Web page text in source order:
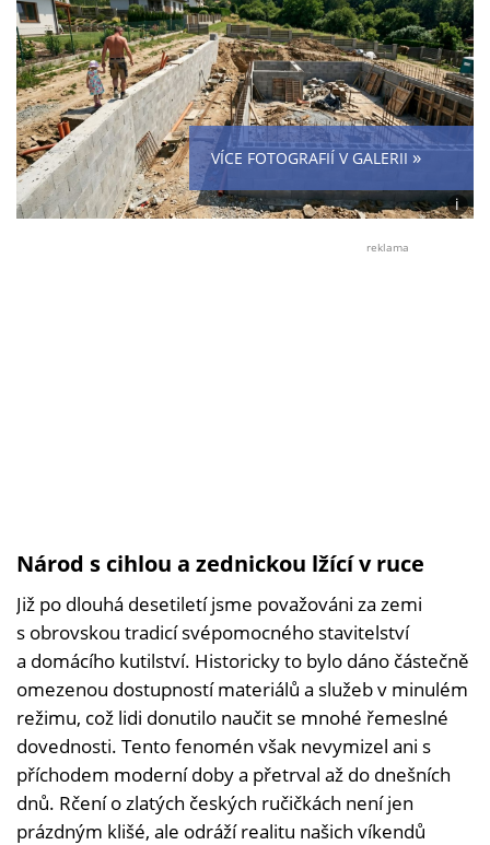
VÍCE FOTOGRAFIÍ V GALERII »
i
Foto:
reklama
Národ s cihlou a zednickou lžící v ruce
Již po dlouhá desetiletí jsme považováni za zemi
s obrovskou tradicí svépomocného stavitelství
a domácího kutilství. Historicky to bylo dáno částečně
omezenou dostupností materiálů a služeb v minulém
režimu, což lidi donutilo naučit se mnohé řemeslné
dovednosti. Tento fenomén však nevymizel ani s
příchodem moderní doby a přetrval až do dnešních
dnů. Rčení o zlatých českých ručičkách není jen
prázdným klišé, ale odráží realitu našich víkendů